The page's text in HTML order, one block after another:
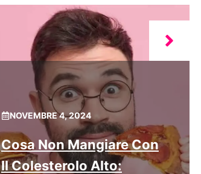
NOVEMBRE 4, 2024
Cosa Non Mangiare Con
Il Colesterolo Alto: